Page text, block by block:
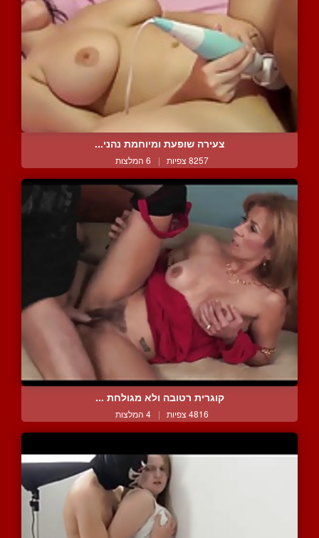
צעירה שופעת ומיוחמת נהני...
8257 צפיות | 6 המלצות
קוגרית רטובה ולא מגולחת ...
4816 צפיות | 4 המלצות